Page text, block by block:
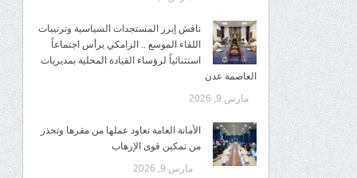
ناقش إبرز المستجدات السياسية وترتيبات
اللقاء الموسع .. الزامكي يرأس اجتماعاً
استثنائياً لرؤساء القيادة المحلية بمديريات
العاصمة عدن
مارس 9, 2026
الأمانة العامة تعاود عملها من مقرها وتحذر
من تمكين قوى الإرهاب
مارس 9, 2026